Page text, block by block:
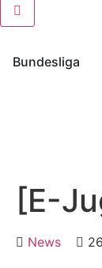
Bundesliga
[E-
News